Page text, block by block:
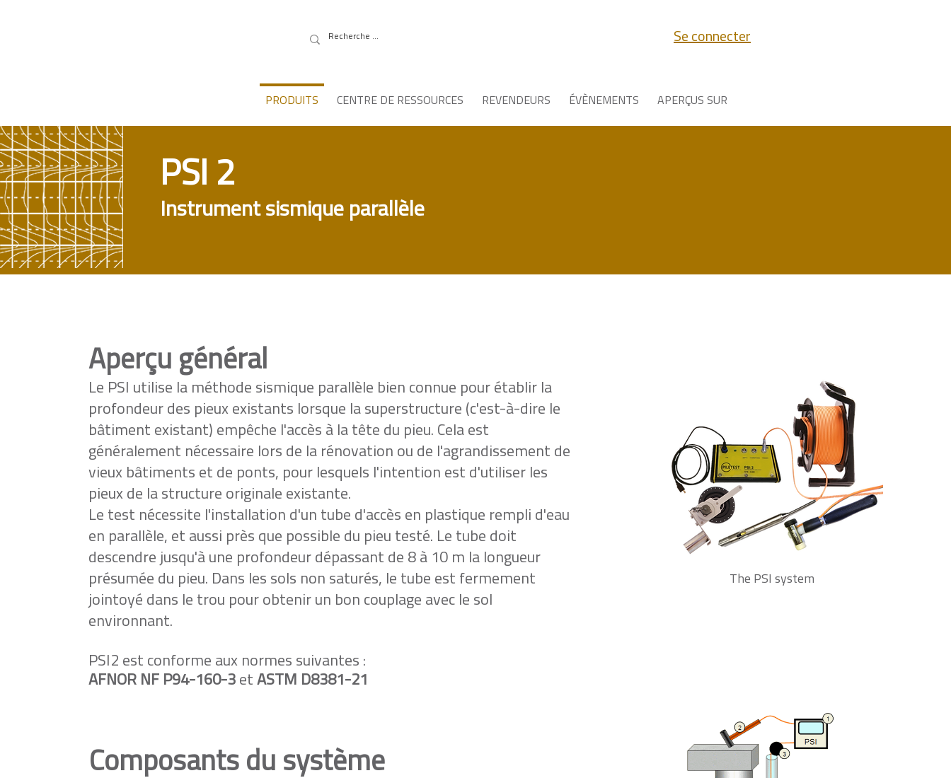
Se connecter
PRODUITS CENTRE DE RESSOURCES REVENDEURS ÉVÈNEMENTS APERÇUS SUR
PSI 2
Instrument sismique parallèle
Aperçu général
Le PSI utilise la méthode sismique parallèle bien connue pour établir la
profondeur des pieux existants lorsque la superstructure (c'est-à-dire le
bâtiment existant) empêche l'accès à la tête du pieu. Cela est
généralement nécessaire lors de la rénovation ou de l'agrandissement de
vieux bâtiments et de ponts, pour lesquels l'intention est d'utiliser les
pieux de la structure originale existante.
Le test nécessite l'installation d'un tube d'accès en plastique rempli d'eau
en parallèle, et aussi près que possible du pieu testé. Le tube doit
descendre jusqu'à une profondeur dépassant de 8 à 10 m la longueur
présumée du pieu. Dans les sols non saturés, le tube est fermement
jointoyé dans le trou pour obtenir un bon couplage avec le sol
environnant.
PSI2 est conforme aux normes suivantes :
AFNOR NF P94-160-3 etASTM D8381-21
The PSI system
Composants du système